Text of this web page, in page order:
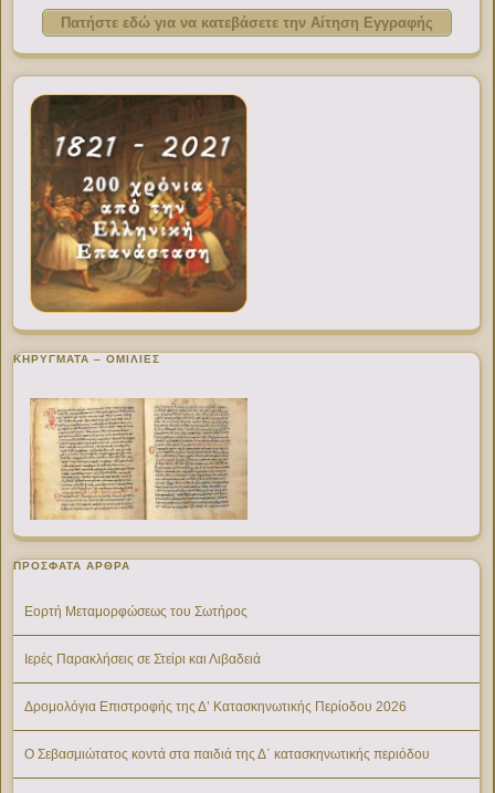
Πατήστε εδώ για να κατεβάσετε την Αίτηση Εγγραφής
ΚΗΡΥΓΜΑΤΑ – ΟΜΙΛΙΕΣ
ΠΡΌΣΦΑΤΑ ΆΡΘΡΑ
Εορτή Μεταμορφώσεως του Σωτήρος
Ιερές Παρακλήσεις σε Στείρι και Λιβαδειά
Δρομολόγια Επιστροφής της Δ’ Κατασκηνωτικής Περίοδου 2026
Ο Σεβασμιώτατος κοντά στα παιδιά της Δ΄ κατασκηνωτικής περιόδου